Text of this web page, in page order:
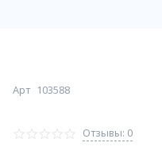
Арт 103588
Отзывы: 0